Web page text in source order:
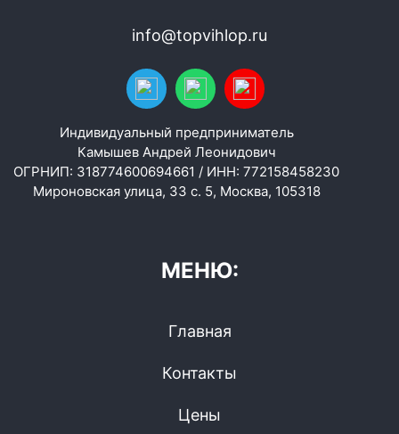
info@topvihlop.ru
Индивидуальный предприниматель
Камышев Андрей Леонидович
ОГРНИП: 318774600694661 / ИНН: 772158458230
Мироновская улица, 33 с. 5, Москва, 105318
МЕНЮ:
Главная
Контакты
Цены